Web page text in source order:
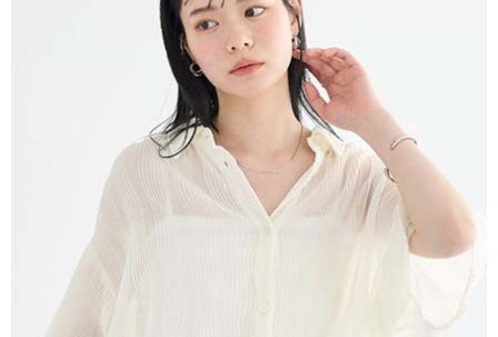
1.分期款項不併入電信帳單，「大哥付你分期」於每月結算日後寄送繳費提
2.透過簡訊連結打開帳單後，可選擇「超商條碼／台灣大直營門市／銀行轉
帳／街口支付／iPASS MONEY」等通路繳費。
1.本服務係由「台灣大哥大股份有限公司」（以下簡稱本公司）所提供，讓
用戶於交易時，得透過本服務購買商品或服務，並由商店將買賣／分期付款
買賣價金債權讓與本公司後，依約使用本公司帳單繳交帳款。
2.基於同意付款使用「大哥付你分期」之契約關係目的，商店將以您的個人
資料（包含姓名、電話或地址）提供予台灣大哥大進項蒐集、處理及利用，
由本公司與您本人進行分期帳單所需資料之確認、核對及更正。
3.完整用戶服務條款，請詳閱以下連結：
https://oppay.tw/userRule
【「AFTEE先享後付」結帳流程】
１．於結帳方式選擇「AFTEE先享後付」後，將跳轉至「AFTEE先享後付」
結帳頁面，進行簡訊認證並確認金額後，即可完成結帳。
２．訂單成立數日內，您將收到繳費通知簡訊。
３．收到繳費通知簡訊後14天內，點擊此簡訊中的連結，可透過四大超商／
ATM／網路銀行／等多元方式進行付款，方視為交易完成。
※ 請注意：結帳手續完成當下不需立刻繳費，但若您需要取消訂單，請聯絡
購買商品的店家。未經商家同意取消之訂單仍視為有效，需透過AFTEE先享
後付繳納相關費用。
※ 交易是否成功請以「AFTEE先享後付 」之結帳頁面顯示為準，若有關於
是否繳費成功／繳費後需取消欲退款等相關疑問，請聯繫「AFTEE先享後付
客戶支援中心」
https://netprotections.freshdesk.com/support/home
【注意事項】
每筆NT$60，滿NT$388(含以上)免運費
每筆NT$60，滿NT$388(含以上)免運費
每筆NT$60，滿NT$888(含以上)免運費
萊爾富純取貨
7-11取貨付款
每筆NT$60，滿NT$888(含以上)免運費